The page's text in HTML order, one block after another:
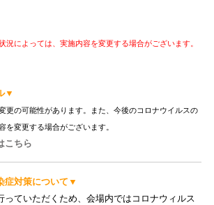
によっては、実施内容を変更する場合がございます。
▼
更の可能性があります。また、今後のコロナウイルスの
を変更する場合がございます。
こちら
症対策について▼
っていただくため、会場内ではコロナウィルス